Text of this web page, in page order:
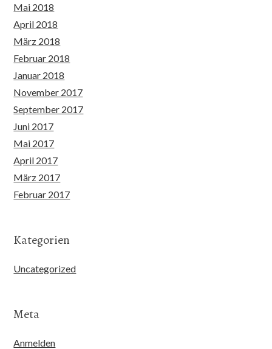
Mai 2018
April 2018
März 2018
Februar 2018
Januar 2018
November 2017
September 2017
Juni 2017
Mai 2017
April 2017
März 2017
Februar 2017
Kategorien
Uncategorized
Meta
Anmelden